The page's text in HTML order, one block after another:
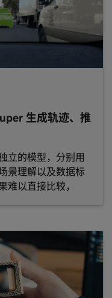
生成轨迹、推
立的模型，分别用
景理解以及数据标
难以直接比较，